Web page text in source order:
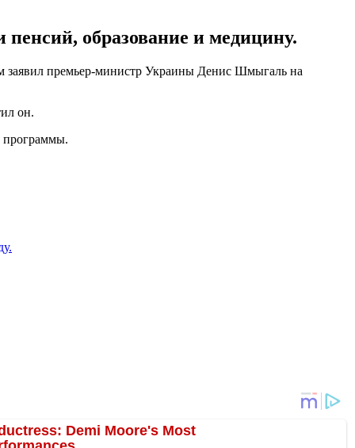
образование и медицину.
заявил премьер-министр Украины Денис Шмыгаль на
он.
программы.